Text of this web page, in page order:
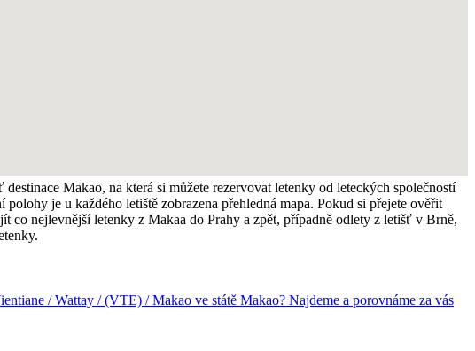
destinace Makao, na která si můžete rezervovat letenky od leteckých společností
je u každého letiště zobrazena přehledná mapa. Pokud si přejete ověřit
co nejlevnější letenky z Makaa do Prahy a zpět, případně odlety z letišť v Brně,
/ Wattay / (VTE) / Makao ve státě Makao? Najdeme a porovnáme za vás